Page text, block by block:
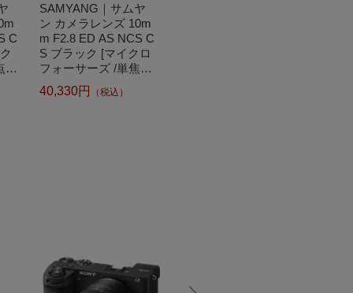
C
レ
SAMYANG｜サムヤ
ン カメラレンズ 10m
m F2.8 ED AS NCS C
S ブラック [マイクロ
フォーサーズ /単焦点
レンズ][10MMF28CS
MFT]
40,330円 （税込）